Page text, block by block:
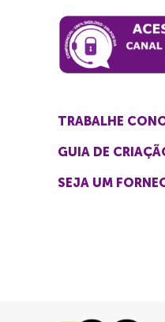
TRABALHE
GUIA DE
SEJA UM